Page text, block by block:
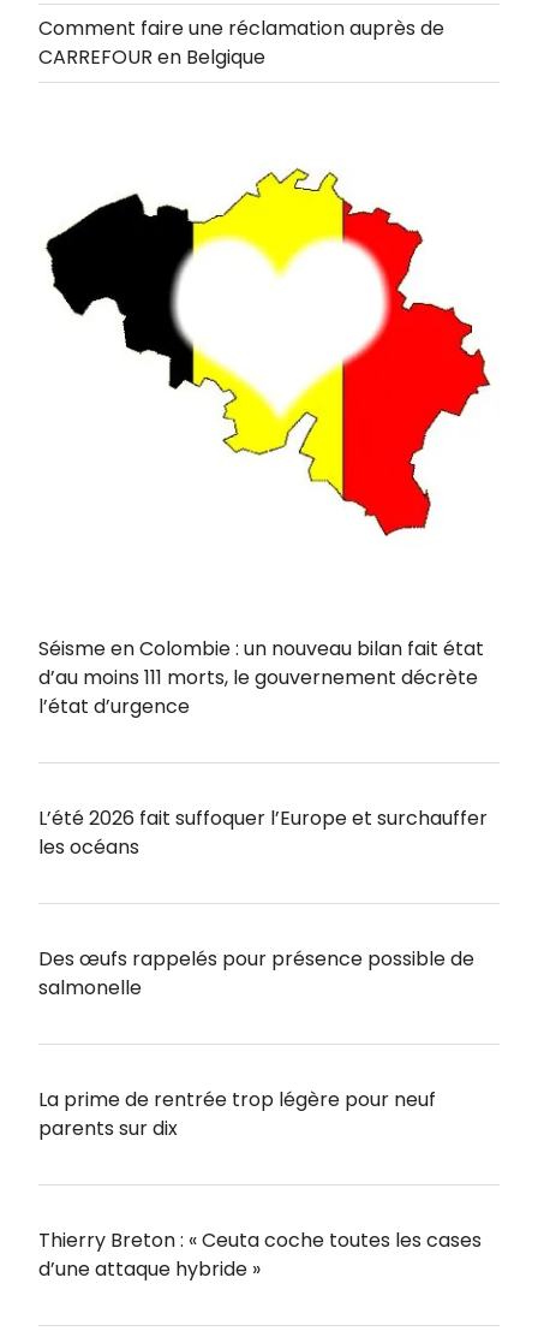
Comment faire une réclamation auprès de
CARREFOUR en Belgique
Séisme en Colombie : un nouveau bilan fait état
d’au moins 111 morts, le gouvernement décrète
l’état d’urgence
L’été 2026 fait suffoquer l’Europe et surchauffer
les océans
Des œufs rappelés pour présence possible de
salmonelle
La prime de rentrée trop légère pour neuf
parents sur dix
Thierry Breton : « Ceuta coche toutes les cases
d’une attaque hybride »